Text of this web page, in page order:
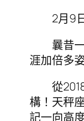
2月9
曩昔
涯加倍多
從
構！天秤
記一向高